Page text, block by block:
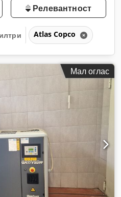
Релевантност
Atlas Copco
Мал оглас